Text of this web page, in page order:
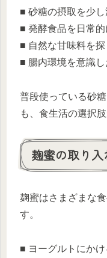
■ 砂糖の摂取を少
■ 発酵食品を日常
■ 自然な甘味料を探
■ 腸内環境を意識
普段使っている砂
も、食生活の選択
麹蜜の取り
麹蜜はさまざまな
す。
■ ヨーグルトにかけ